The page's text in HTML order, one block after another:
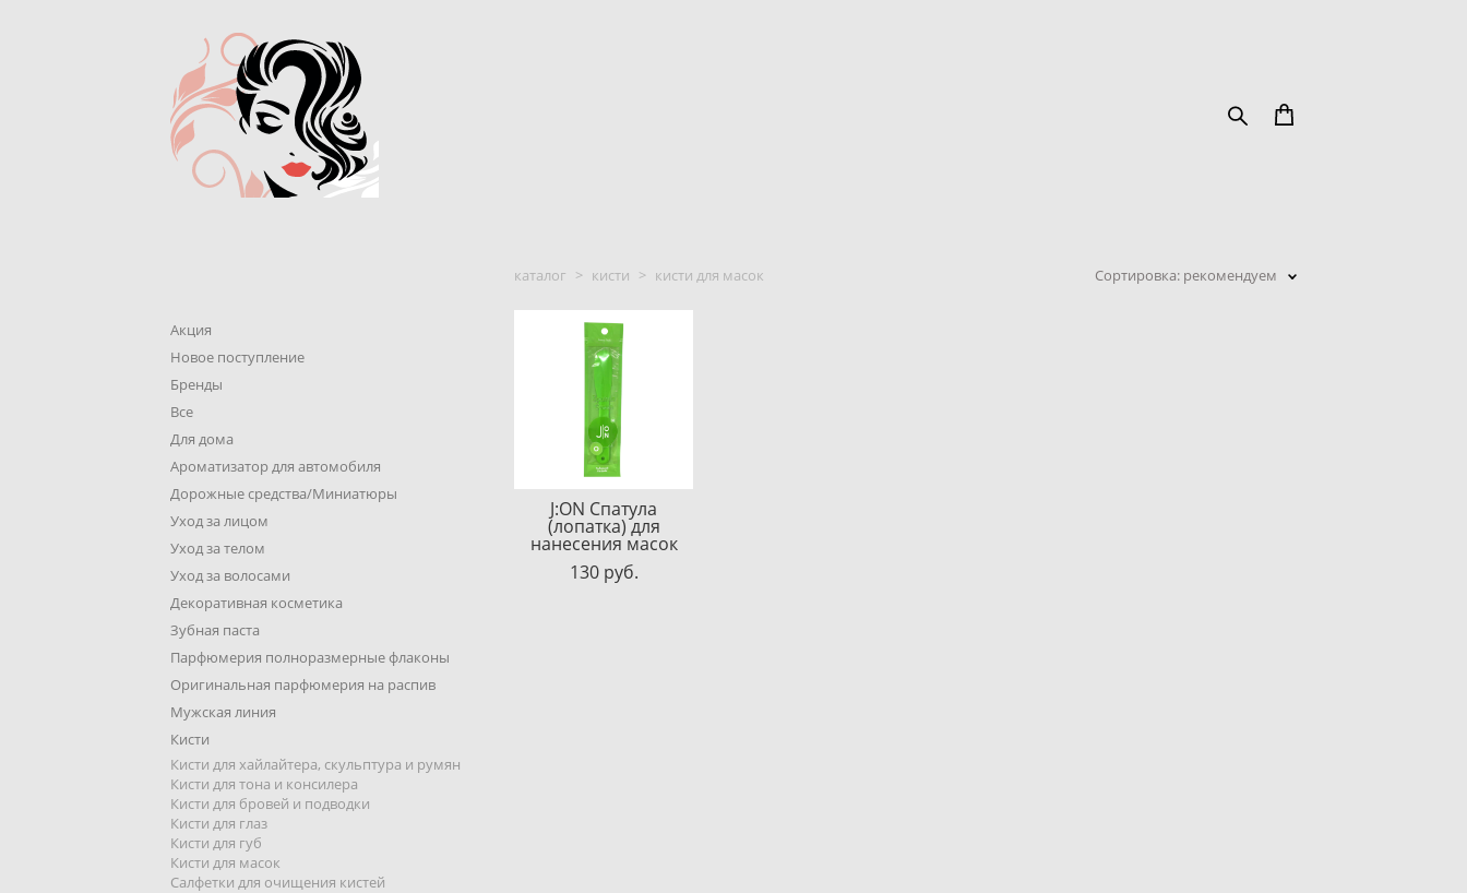
Акция
Новое поступление
Бренды
Все
Для дома
Ароматизатор для автомобиля
Дорожные средства/Миниатюры
Уход за лицом
Уход за телом
Уход за волосами
Декоративная косметика
Зубная паста
Парфюмерия полноразмерные флаконы
Оригинальная парфюмерия на распив
Мужская линия
Кисти
Кисти для хайлайтера, скульптура и румян
Кисти для тона и консилера
Кисти для бровей и подводки
Кисти для глаз
Кисти для губ
Кисти для масок
Салфетки для очищения кистей
каталог > кисти > кисти для масок Сортировка: рекомендуем
J:ON Спатула
(лопатка) для
нанесения масок
130 pуб.